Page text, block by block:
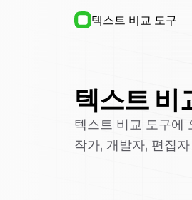
텍스트 비교 도구
텍스트 비
텍스트 비교 도구에
작가, 개발자, 편집